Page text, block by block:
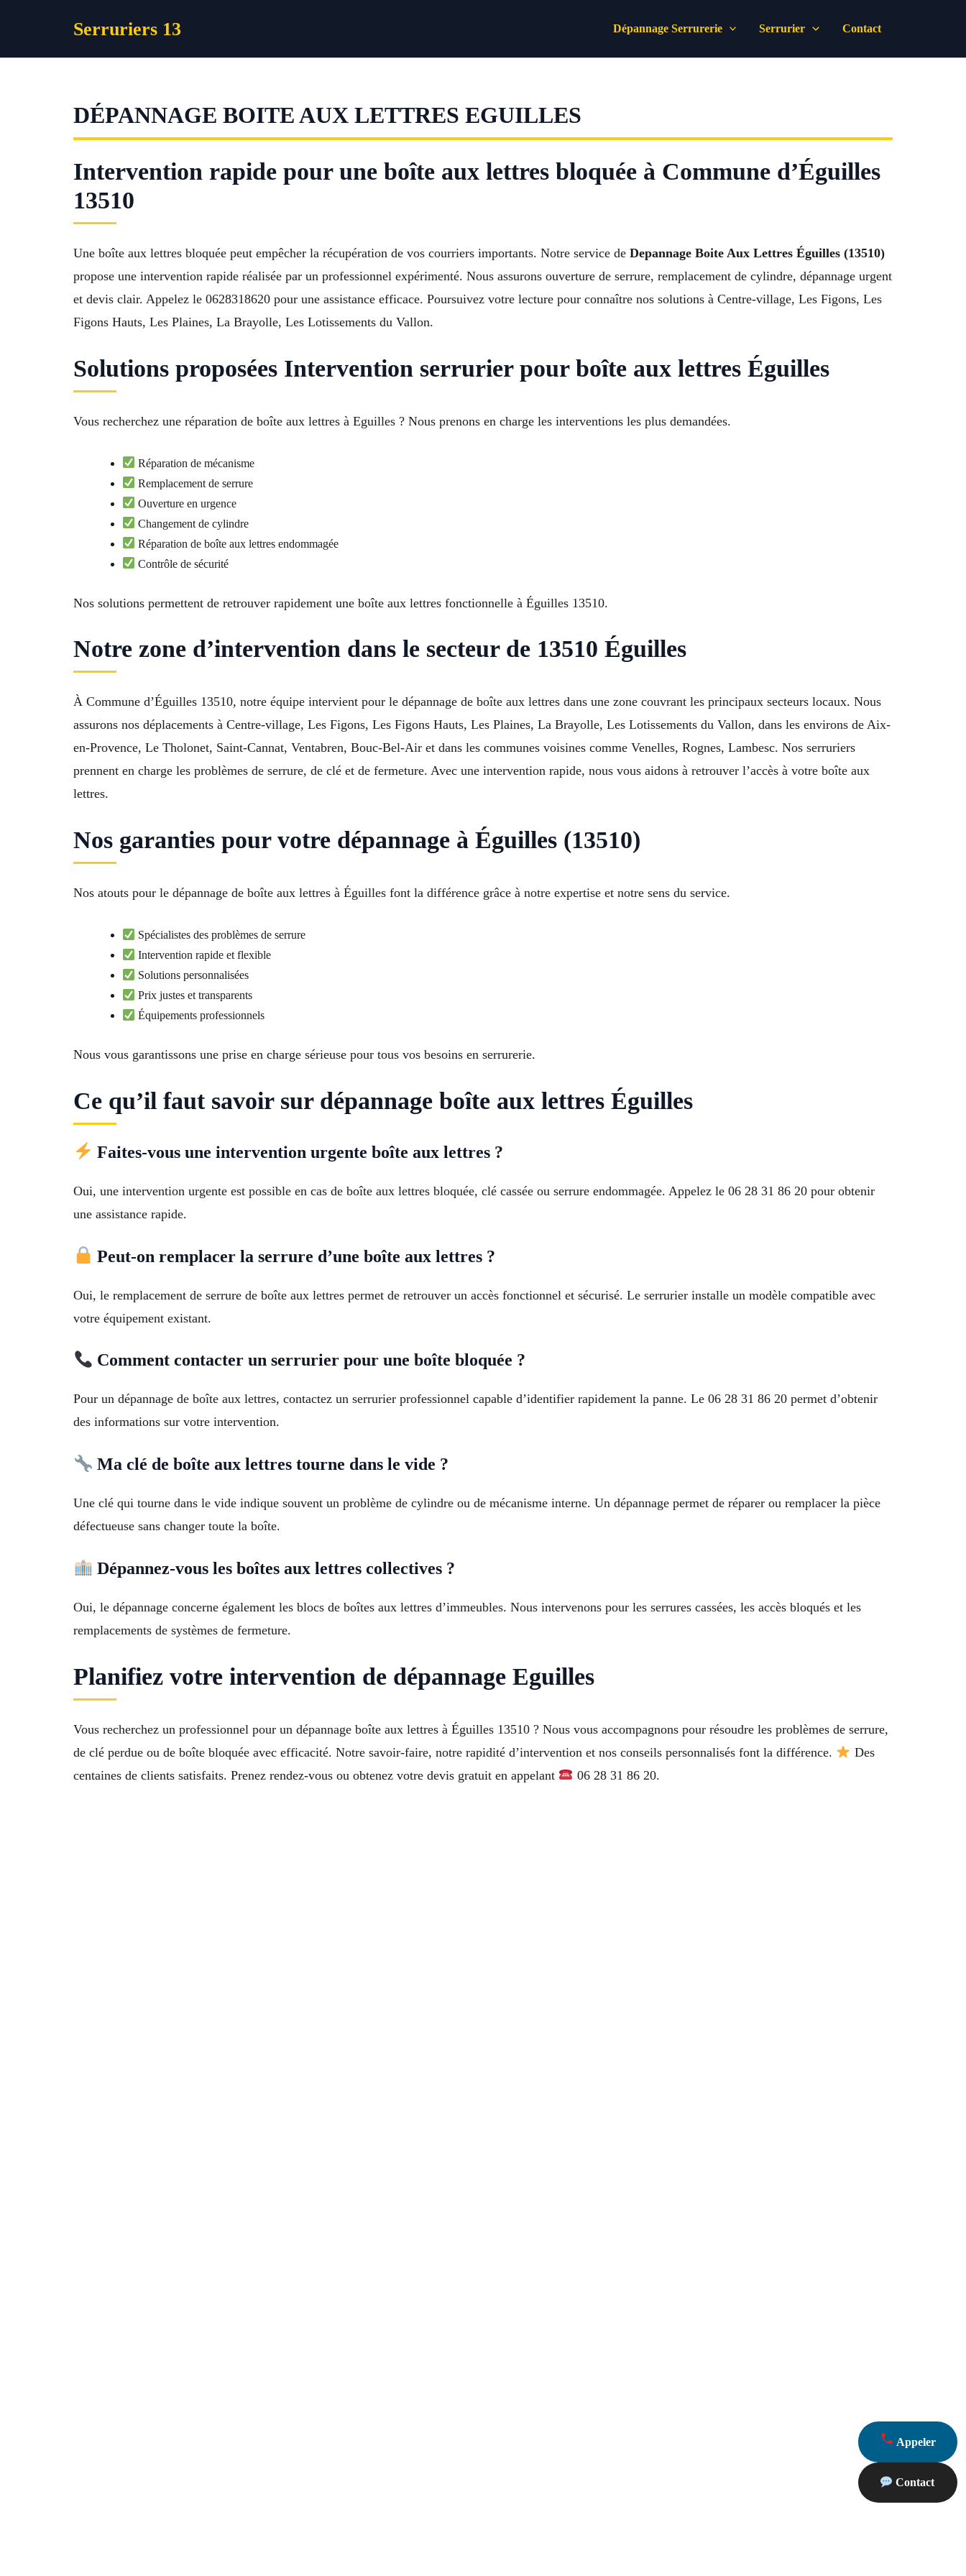
Serruriers 13 Dépannage Serrurerie Serrurier Contact
DÉPANNAGE BOITE AUX LETTRES EGUILLES
Intervention rapide pour une boîte aux lettres bloquée à Commune d’Éguilles
13510
Une boîte aux lettres bloquée peut empêcher la récupération de vos courriers importants. Notre service de Depannage Boite Aux Lettres Éguilles (13510)
propose une intervention rapide réalisée par un professionnel expérimenté. Nous assurons ouverture de serrure, remplacement de cylindre, dépannage urgent
et devis clair. Appelez le 0628318620 pour une assistance efficace. Poursuivez votre lecture pour connaître nos solutions à Centre-village, Les Figons, Les
Figons Hauts, Les Plaines, La Brayolle, Les Lotissements du Vallon.
Solutions proposées Intervention serrurier pour boîte aux lettres Éguilles
Vous recherchez une réparation de boîte aux lettres à Eguilles ? Nous prenons en charge les interventions les plus demandées.
Réparation de mécanisme
Remplacement de serrure
Ouverture en urgence
Changement de cylindre
Réparation de boîte aux lettres endommagée
Contrôle de sécurité
Nos solutions permettent de retrouver rapidement une boîte aux lettres fonctionnelle à Éguilles 13510.
Notre zone d’intervention dans le secteur de 13510 Éguilles
À Commune d’Éguilles 13510, notre équipe intervient pour le dépannage de boîte aux lettres dans une zone couvrant les principaux secteurs locaux. Nous
assurons nos déplacements à Centre-village, Les Figons, Les Figons Hauts, Les Plaines, La Brayolle, Les Lotissements du Vallon, dans les environs de Aix-
en-Provence, Le Tholonet, Saint-Cannat, Ventabren, Bouc-Bel-Air et dans les communes voisines comme Venelles, Rognes, Lambesc. Nos serruriers
prennent en charge les problèmes de serrure, de clé et de fermeture. Avec une intervention rapide, nous vous aidons à retrouver l’accès à votre boîte aux
lettres.
Nos garanties pour votre dépannage à Éguilles (13510)
Nos atouts pour le dépannage de boîte aux lettres à Éguilles font la différence grâce à notre expertise et notre sens du service.
Spécialistes des problèmes de serrure
Intervention rapide et flexible
Solutions personnalisées
Prix justes et transparents
Équipements professionnels
Nous vous garantissons une prise en charge sérieuse pour tous vos besoins en serrurerie.
Ce qu’il faut savoir sur dépannage boîte aux lettres Éguilles
Faites-vous une intervention urgente boîte aux lettres ?
Oui, une intervention urgente est possible en cas de boîte aux lettres bloquée, clé cassée ou serrure endommagée. Appelez le 06 28 31 86 20 pour obtenir
une assistance rapide.
Peut-on remplacer la serrure d’une boîte aux lettres ?
Oui, le remplacement de serrure de boîte aux lettres permet de retrouver un accès fonctionnel et sécurisé. Le serrurier installe un modèle compatible avec
votre équipement existant.
Comment contacter un serrurier pour une boîte bloquée ?
Pour un dépannage de boîte aux lettres, contactez un serrurier professionnel capable d’identifier rapidement la panne. Le 06 28 31 86 20 permet d’obtenir
des informations sur votre intervention.
Ma clé de boîte aux lettres tourne dans le vide ?
Une clé qui tourne dans le vide indique souvent un problème de cylindre ou de mécanisme interne. Un dépannage permet de réparer ou remplacer la pièce
défectueuse sans changer toute la boîte.
Dépannez-vous les boîtes aux lettres collectives ?
Oui, le dépannage concerne également les blocs de boîtes aux lettres d’immeubles. Nous intervenons pour les serrures cassées, les accès bloqués et les
remplacements de systèmes de fermeture.
Planifiez votre intervention de dépannage Eguilles
Vous recherchez un professionnel pour un dépannage boîte aux lettres à Éguilles 13510 ? Nous vous accompagnons pour résoudre les problèmes de serrure,
de clé perdue ou de boîte bloquée avec efficacité. Notre savoir-faire, notre rapidité d’intervention et nos conseils personnalisés font la différence.
Des
centaines de clients satisfaits. Prenez rendez-vous ou obtenez votre devis gratuit en appelant
06 28 31 86 20.
Appeler
Contact